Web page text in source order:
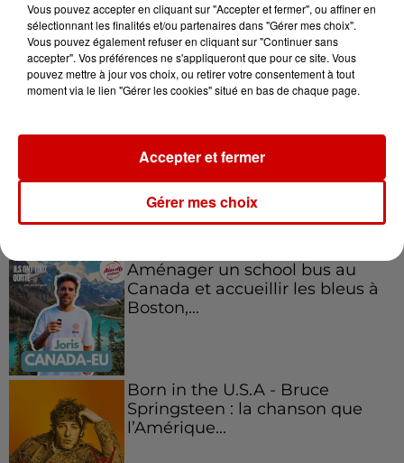
Podcasts Voir plus
Kelly Massol, figure
emblématique de
l'entrepreneuriat féminin
Aménager un school bus au
Canada et accueillir les bleus à
Boston,...
Born in the U.S.A - Bruce
Springsteen : la chanson que
l’Amérique...
Vous pouvez accepter en cliquant sur "Accepter et fermer", ou affiner en
sélectionnant les finalités et/ou partenaires dans "Gérer mes choix".
Vous pouvez également refuser en cliquant sur "Continuer sans
accepter". Vos préférences ne s'appliqueront que pour ce site. Vous
pouvez mettre à jour vos choix, ou retirer votre consentement à tout
moment via le lien "Gérer les cookies" situé en bas de chaque page.
Gérer mes choix
Accepter et fermer